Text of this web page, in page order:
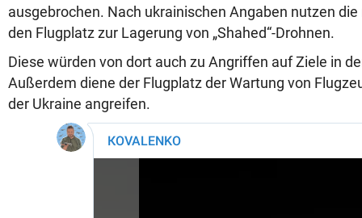
ausgebrochen. Nach ukrainischen Angaben nutzen
den Flugplatz zur Lagerung von „Shahed“-Drohnen.
Diese würden von dort auch zu Angriffen auf Ziele in
Außerdem diene der Flugplatz der Wartung von
der Ukraine angreifen.